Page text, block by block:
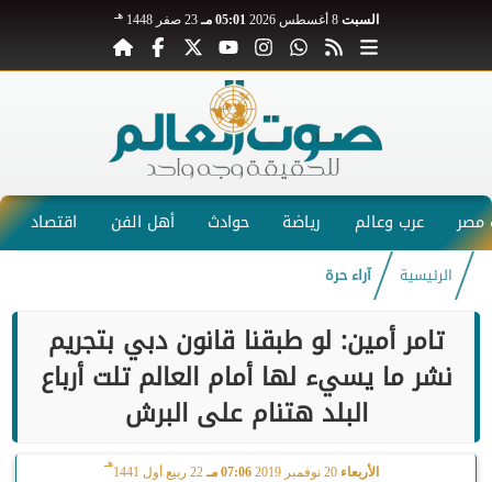
السبت 8 أغسطس 2026 05:01 مـ 23 صفر 1448 هـ
عرب وعالم رياضة حوادث أهل الفن اقتصاد
الرئيسية آراء حرة
تامر أمين: لو طبقنا قانون دبي بتجريم
نشر ما يسيء لها أمام العالم تلت أرباع
البلد هتنام على البرش
الأربعاء 07:06 مـ 22 ربيع أول 1441
هـ